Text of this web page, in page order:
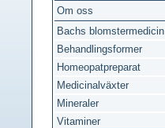
Om oss
Bachs blomstermedicin
Behandlingsformer
Homeopatpreparat
Medicinalväxter
Mineraler
Vitaminer